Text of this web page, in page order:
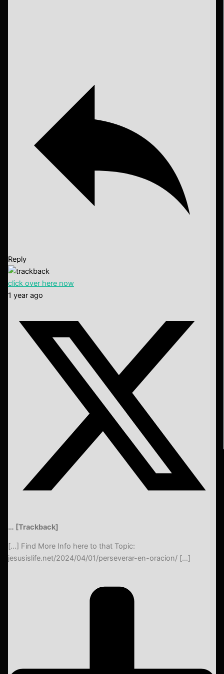
Reply
click over here now
1 year ago
… [Trackback]
[…] Find More Info here to that Topic:
jesusislife.net/2024/04/01/perseverar-en-oracion/ […]